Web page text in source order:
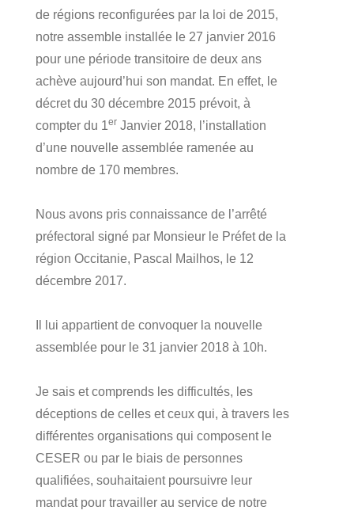
de régions reconfigurées par la loi de 2015,
notre assemble installée le 27 janvier 2016
pour une période transitoire de deux ans
achève aujourd’hui son mandat. En effet, le
décret du 30 décembre 2015 prévoit, à
compter du 1er Janvier 2018, l’installation
d’une nouvelle assemblée ramenée au
nombre de 170 membres.
Nous avons pris connaissance de l’arrêté
préfectoral signé par Monsieur le Préfet de la
région Occitanie, Pascal Mailhos, le 12
décembre 2017.
Il lui appartient de convoquer la nouvelle
assemblée pour le 31 janvier 2018 à 10h.
Je sais et comprends les difficultés, les
déceptions de celles et ceux qui, à travers les
différentes organisations qui composent le
CESER ou par le biais de personnes
qualifiées, souhaitaient poursuivre leur
mandat pour travailler au service de notre